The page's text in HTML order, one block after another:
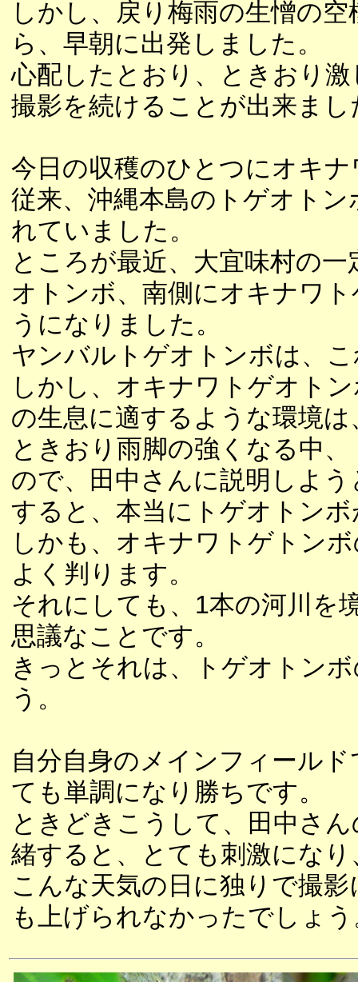
しかし、戻り梅雨の生憎の
ら、早朝に出発しました。
心配したとおり、ときおり
撮影を続けることが出来まし
今日の収穫のひとつにオキ
従来、沖縄本島のトゲオト
れていました。
ところが最近、大宜味村の
オトンボ、南側にオキナワ
うになりました。
ヤンバルトゲオトンボは、
しかし、オキナワトゲオト
の生息に適するような環境
ときおり雨脚の強くなる中
ので、田中さんに説明しよ
すると、本当にトゲオトン
しかも、オキナワトゲトン
よく判ります。
それにしても、1本の河川を
思議なことです。
きっとそれは、トゲオトン
う。
自分自身のメインフィール
ても単調になり勝ちです。
ときどきこうして、田中さ
緒すると、とても刺激にな
こんな天気の日に独りで撮
も上げられなかったでしょ